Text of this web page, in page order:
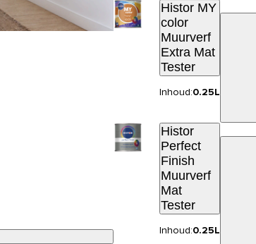
Histor MY
color
Muurverf
Extra Mat
Tester
Inhoud:0.25L
Histor
Perfect
Finish
Muurverf
Mat
Tester
Inhoud:0.25L